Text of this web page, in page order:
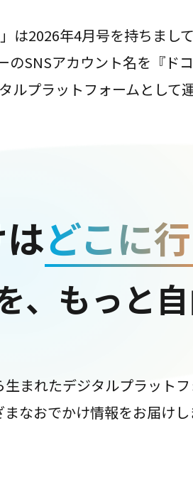
は2026年4月号を持ちまし
SNSアカウント名を『ド
ルプラットフォームとして
どこに
、もっと
生まれたデジタルプラット
なおでかけ情報をお届け